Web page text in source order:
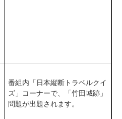
番組内「日本縦断トラベルクイ
ズ」コーナーで、「竹田城跡」
問題が出題されます。